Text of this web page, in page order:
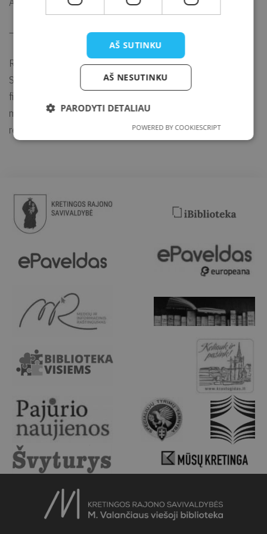
—
Renginio metu gali būti fotografuojama ir filmuojama.
SVARBU. Jei nepageidaujate būti fotografuojami ir (ar)
filmuojami arba nesutinkate su nuotraukų ir (ar) vaizdo
medžiagos su Jumis viešinimu, prašome apie tai informuoti
renginio organizatorių arba fotografą.
AŠ SUTINKU
AŠ NESUTINKU
PARODYTI DETALIAU
POWERED BY COOKIESCRIPT